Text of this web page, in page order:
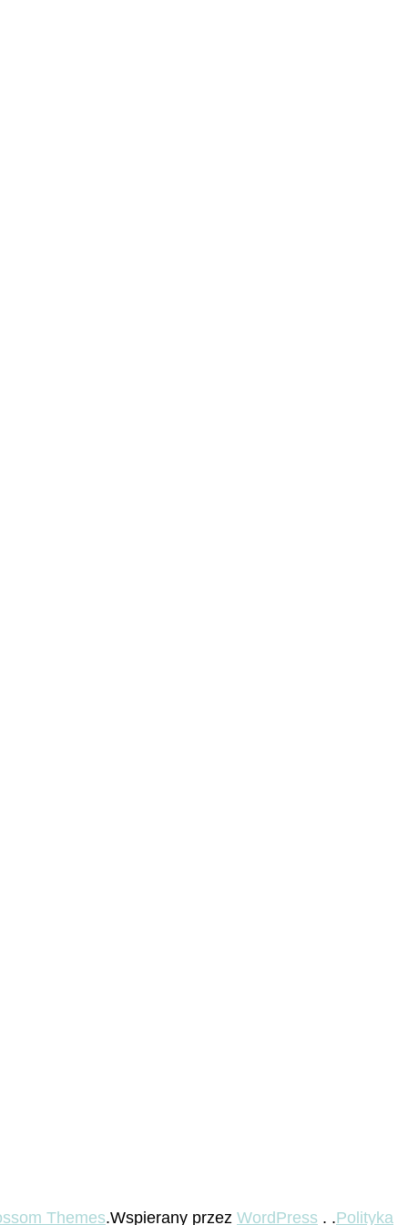
Themes.Wspierany przez WordPress . .Polityka